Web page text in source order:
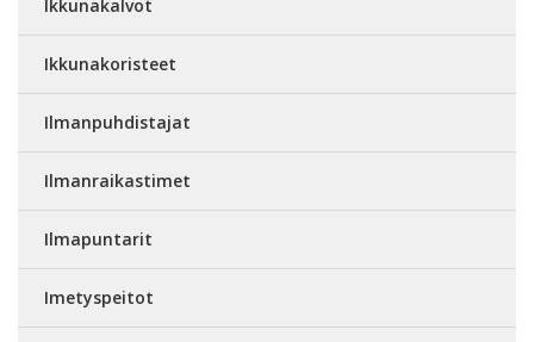
Ikkunakalvot
Ikkunakoristeet
Ilmanpuhdistajat
Ilmanraikastimet
Ilmapuntarit
Imetyspeitot